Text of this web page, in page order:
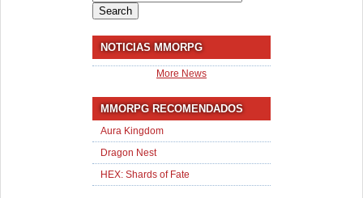
for:
NOTICIAS MMORPG
More News
MMORPG RECOMENDADOS
Aura Kingdom
Dragon Nest
HEX: Shards of Fate